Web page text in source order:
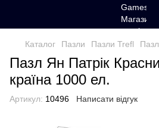
Каталог Пазли Пазли Trefl
Пазл Ян Патрік
країна 1000 ел.
Артикул: 10496 Написати відгук